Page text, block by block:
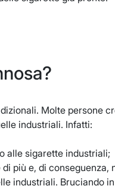
Molte persone
industriali. Infatti:
alle sigarette industriali;
più e, di conseguenza,
industriali. Bruciando